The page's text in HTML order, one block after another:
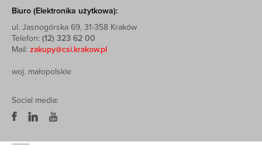
Biuro (Elektronika użytkowa):
ul. Jasnogórska 69, 31-358 Kraków
Telefon: (12) 323 62 00
Mail: zakupy@csi.krakow.pl
woj. małopolskie
Social media: